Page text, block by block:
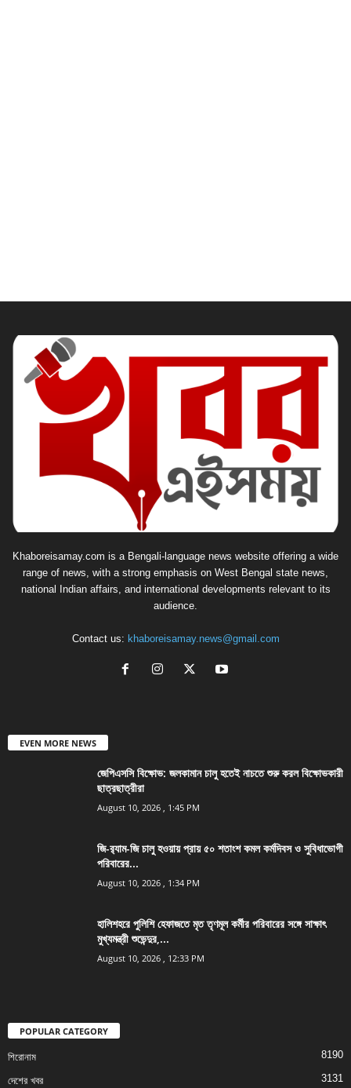
Khaboreisamay.com is a Bengali-language news website offering a wide
range of news, with a strong emphasis on West Bengal state news,
national Indian affairs, and international developments relevant to its
audience.
Contact us: khaboreisamay.news@gmail.com
EVEN MORE NEWS
জেপিএসসি বিক্ষোভ: জলকামান চালু হতেই নাচতে শুরু করল বিক্ষোভকারী
ছাত্রছাত্রীরা
August 10, 2026 , 1:45 PM
জি-র‍্যাম-জি চালু হওয়ায় প্রায় ৫০ শতাংশ কমল কর্মদিবস ও সুবিধাভোগী
পরিবারের...
August 10, 2026 , 1:34 PM
হালিশহরে পুলিশি হেফাজতে মৃত তৃণমূল কর্মীর পরিবারের সঙ্গে সাক্ষাৎ
মুখ্যমন্ত্রী শুভেন্দুর,...
August 10, 2026 , 12:33 PM
POPULAR CATEGORY
শিরোনাম 8190
দেশের খবর 3131